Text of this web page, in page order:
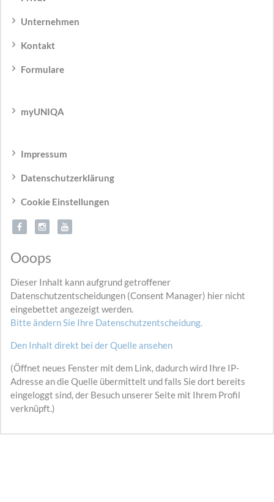
Unternehmen
Kontakt
Formulare
myUNIQA
Impressum
Datenschutzerklärung
Cookie Einstellungen
Ooops
Dieser Inhalt kann aufgrund getroffener
Datenschutzentscheidungen (Consent Manager) hier nicht
eingebettet angezeigt werden.
Bitte ändern Sie Ihre Datenschutzentscheidung.
Den Inhalt direkt bei der Quelle ansehen
(Öffnet neues Fenster mit dem Link, dadurch wird Ihre IP-
Adresse an die Quelle übermittelt und falls Sie dort bereits
eingeloggt sind, der Besuch unserer Seite mit Ihrem Profil
verknüpft.)